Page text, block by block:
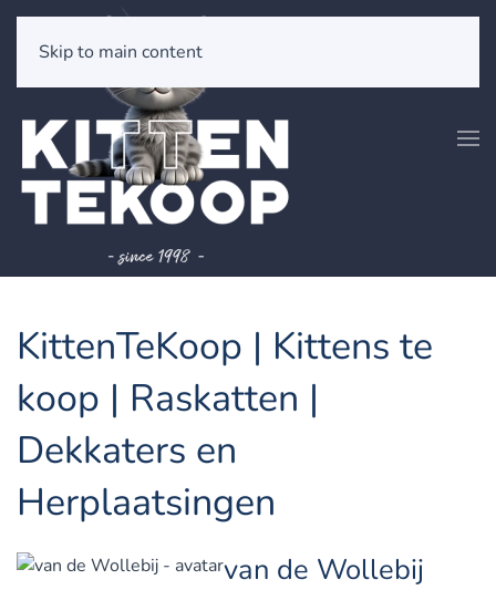
Skip to main content
KittenTeKoop | Kittens te
koop | Raskatten |
Dekkaters en
Herplaatsingen
van de Wollebij